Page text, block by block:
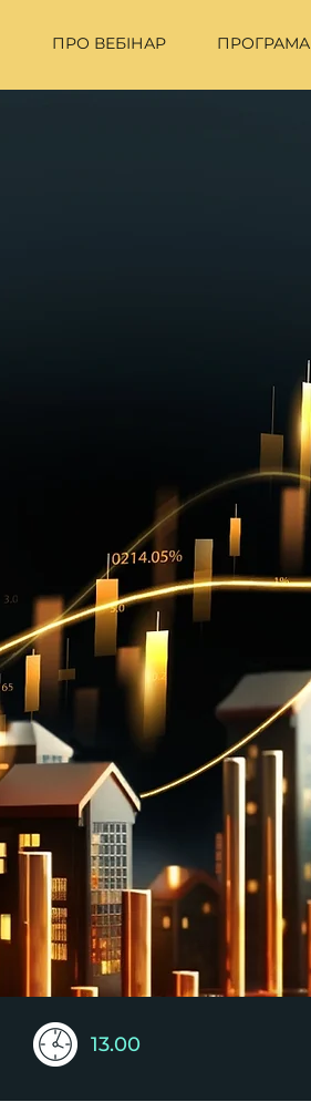
ПРО ВЕБІНАР ПРОГРАМА
13.00